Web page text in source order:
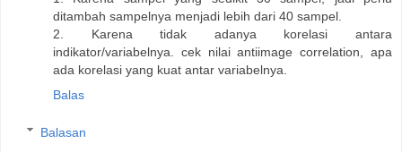
ditambah sampelnya menjadi lebih dari 40 sampel.
2. Karena tidak adanya korelasi antara
indikator/variabelnya. cek nilai antiimage correlation, apa
ada korelasi yang kuat antar variabelnya.
Balas
Balasan